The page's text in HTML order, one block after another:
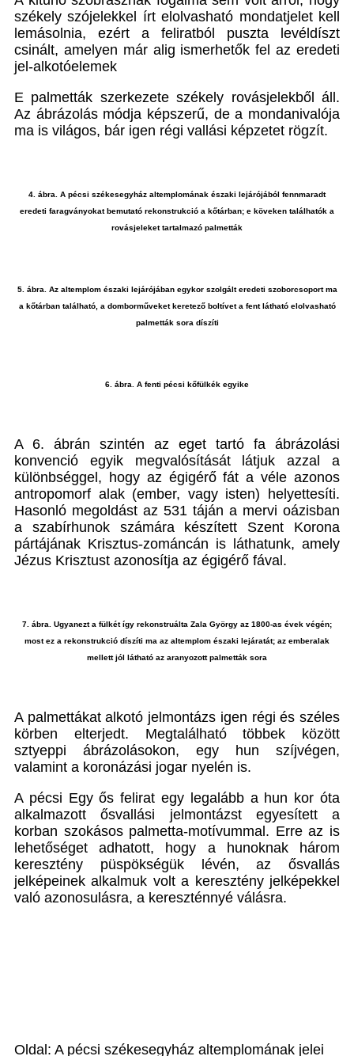
székely szójelekkel írt elolvasható mondatjelet kell
lemásolnia, ezért a feliratból puszta levéldíszt
csinált, amelyen már alig ismerhetők fel az eredeti
jel-alkotóelemek
E palmetták szerkezete székely rovásjelekből áll.
Az ábrázolás módja képszerű, de a mondanivalója
ma is világos, bár igen régi vallási képzetet rögzít.
4. ábra. A pécsi székesegyház altemplomának északi lejárójából fennmaradt
eredeti faragványokat bemutató rekonstrukció a kőtárban; e köveken találhatók a
rovásjeleket tartalmazó palmetták
5. ábra. Az altemplom északi lejárójában egykor szolgált eredeti szoborcsoport ma
a kőtárban található, a domborműveket keretező boltívet a fent látható elolvasható
palmetták sora díszíti
6. ábra. A fenti pécsi kőfülkék egyike
A 6. ábrán szintén az eget tartó fa ábrázolási
konvenció egyik megvalósítását látjuk azzal a
különbséggel, hogy az égigérő fát a véle azonos
antropomorf alak (ember, vagy isten) helyettesíti.
Hasonló megoldást az 531 táján a mervi oázisban
a szabírhunok számára készített Szent Korona
pártájának Krisztus-zománcán is láthatunk, amely
Jézus Krisztust azonosítja az égigérő fával.
7. ábra. Ugyanezt a fülkét így rekonstruálta Zala György az 1800-as évek végén;
most ez a rekonstrukció díszíti ma az altemplom északi lejáratát; az emberalak
mellett jól látható az aranyozott palmetták sora
A palmettákat alkotó jelmontázs igen régi és széles
körben elterjedt. Megtalálható többek között
sztyeppi ábrázolásokon, egy hun szíjvégen,
valamint a koronázási jogar nyelén is.
A pécsi Egy ős felirat egy legalább a hun kor óta
alkalmazott ősvallási jelmontázst egyesített a
korban szokásos palmetta-motívummal. Erre az is
lehetőséget adhatott, hogy a hunoknak három
keresztény püspökségük lévén, az ősvallás
jelképeinek alkalmuk volt a keresztény jelképekkel
való azonosulásra, a kereszténnyé válásra.
Oldal: A pécsi székesegyház altemplomának jelei